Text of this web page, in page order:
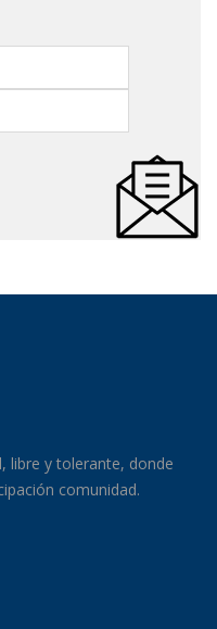
libre y tolerante, donde
comunidad.